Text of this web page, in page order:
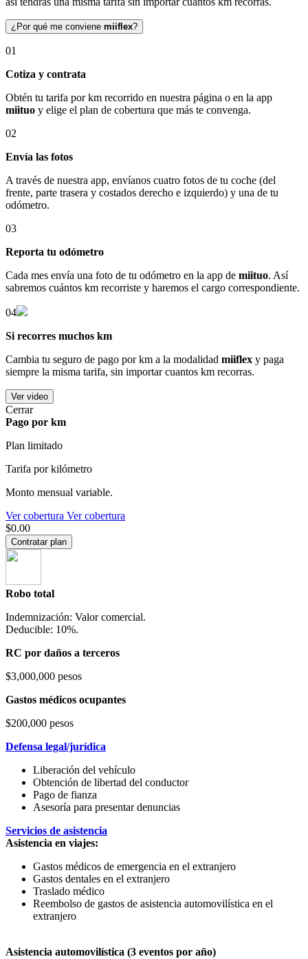
¿Por qué me conviene miiflex?
01
Cotiza y contrata
Obtén tu tarifa por km recorrido en nuestra página o en la app
miituo y elige el plan de cobertura que más te convenga.
02
Envía las fotos
A través de nuestra app, envíanos cuatro fotos de tu coche (del
frente, parte trasera y costados derecho e izquierdo) y una de tu
odómetro.
03
Reporta tu odómetro
Cada mes envía una foto de tu odómetro en la app de miituo. Así
sabremos cuántos km recorriste y haremos el cargo correspondiente.
04
Si recorres muchos km
Cambia tu seguro de pago por km a la modalidad miiflex y paga
siempre la misma tarifa, sin importar cuantos km recorras.
Ver video
Cerrar
Pago por km
Plan limitado
Tarifa por kilómetro
Monto mensual variable.
Ver cobertura Ver cobertura
$0.00
Contratar plan
Robo total
Indemnización: Valor comercial.
Deducible: 10%.
RC por daños a terceros
$3,000,000 pesos
Gastos médicos ocupantes
$200,000 pesos
Defensa legal/jurídica
Liberación del vehículo
Obtención de libertad del conductor
Pago de fianza
Asesoría para presentar denuncias
Servicios de asistencia
Asistencia en viajes:
Gastos médicos de emergencia en el extranjero
Gastos dentales en el extranjero
Traslado médico
Reembolso de gastos de asistencia automovilística en el
extranjero
Asistencia automovilística (3 eventos por año)